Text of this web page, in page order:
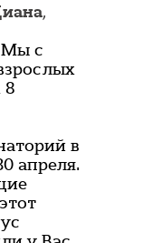
,
Мы с
8
в
апреля.